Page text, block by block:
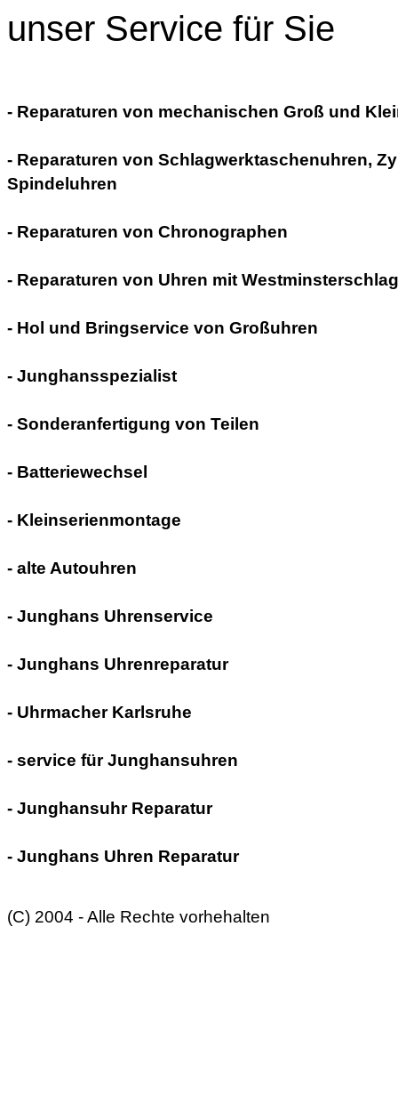
unser Service für Sie
- Reparaturen von mechanischen Groß und
- Reparaturen von Schlagwerktaschenuhren,
Spindeluhren
- Reparaturen von Chronographen
- Reparaturen von Uhren mit Westminsterschlag
- Hol und Bringservice von Großuhren
- Junghansspezialist
- Sonderanfertigung von Teilen
- Batteriewechsel
- Kleinserienmontage
- alte Autouhren
- Junghans Uhrenservice
- Junghans Uhrenreparatur
- Uhrmacher Karlsruhe
- service für Junghansuhren
- Junghansuhr Reparatur
- Junghans Uhren Reparatur
(C) 2004 - Alle Rechte vorhehalten